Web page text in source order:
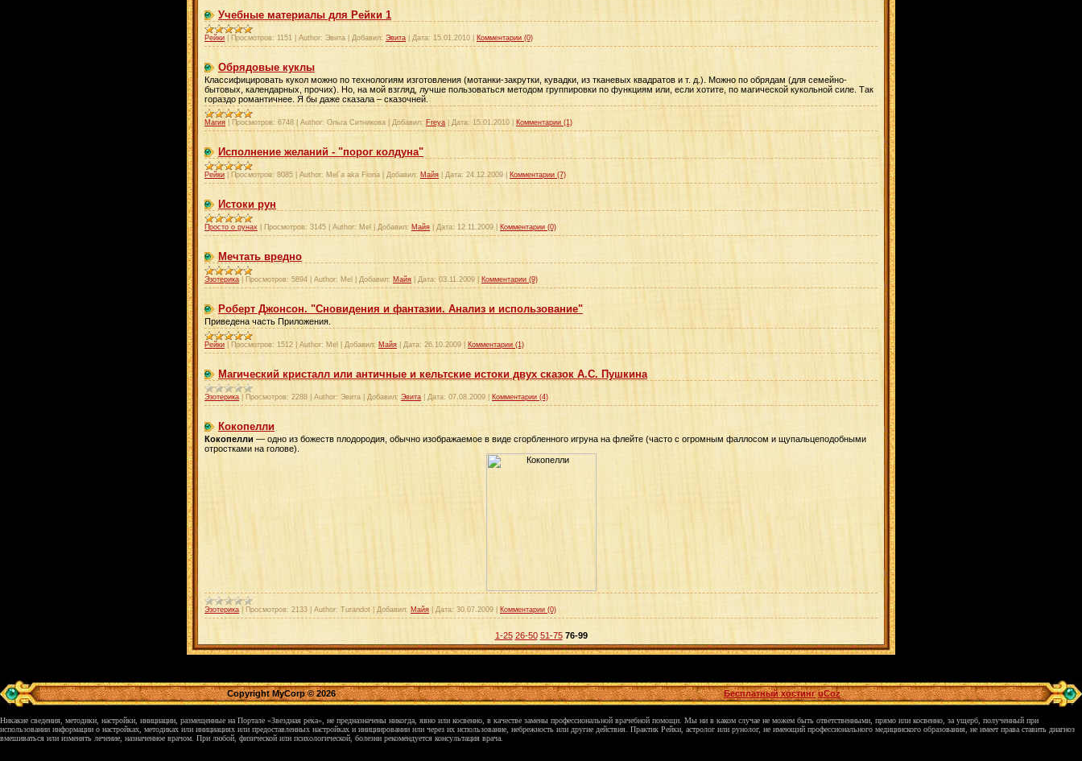
Учебные материалы для Рейки 1
Рейки Просмотров: 1151 Author: Эвита Добавил: Эвита Дата: 15.01.2010 Комментарии (0)
Обрядовые куклы
Классифицировать кукол можно по технологиям изготовления (мотанки-закрутки, кувадки, из тканевых квадратов и т. д.). Можно по обрядам (для семейно-
бытовых, календарных, прочих). Но, на мой взгляд, лучше пользоваться методом группировки по функциям или, если хотите, по магической кукольной силе. Так
гораздо романтичнее. Я бы даже сказала – сказочней.
Магия Просмотров: 6748 Author: Ольга Ситникова Добавил: Freya Дата: 15.01.2010 Комментарии (1)
Исполнение желаний - "порог колдуна"
Рейки Просмотров: 8085 Author: Mel`a aka Fiona Добавил: Майя Дата: 24.12.2009 Комментарии (7)
Истоки рун
Просто о рунах Просмотров: 3145 Author: Mel Добавил: Майя Дата: 12.11.2009 Комментарии (0)
Мечтать вредно
Эзотерика Просмотров: 5894 Author: Mel Добавил: Майя Дата: 03.11.2009 Комментарии (9)
Роберт Джонсон. "Сновидения и фантазии. Анализ и использование"
Приведена часть Приложения.
Рейки Просмотров: 1512 Author: Mel Добавил: Майя Дата: 26.10.2009 Комментарии (1)
Магический кристалл или античные и кельтские истоки двух сказок А.С. Пушкина
Эзотерика Просмотров: 2288 Author: Эвита Добавил: Эвита Дата: 07.08.2009 Комментарии (4)
Кокопелли
Кокопелли — одно из божеств плодородия, обычно изображаемое в виде сгорбленного игруна на флейте (часто с огромным фаллосом и щупальцеподобными
отростками на голове).
Эзотерика Просмотров: 2133 Author: Turandot Добавил: Майя Дата: 30.07.2009 Комментарии (0)
1-25 26-50 51-75 76-99
Copyright MyCorp © 2026 Бесплатный хостинг uCoz
Никакие сведения, методики, настройки, инициации, размещенные на Портале «Звездная река», не предназначены никогда, явно или косвенно, в качестве замены профессиональной врачебной помощи. Мы ни в каком случае не можем быть ответственными, прямо или косвенно, за ущерб, полученный при
использовании информации о настройках, методиках или инициациях или предоставленных настройках и инициировании или через их использование, небрежность или другие действия. Практик Рейки, астролог или рунолог, не имеющий профессионального медицинского образования, не имеет права ставить диагноз
вмешиваться или изменять лечение, назначенное врачом. При любой, физической или психологической, болезни рекомендуется консультация врача.